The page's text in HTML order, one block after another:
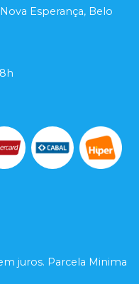
Esperança, Belo
juros. Parcela Minima